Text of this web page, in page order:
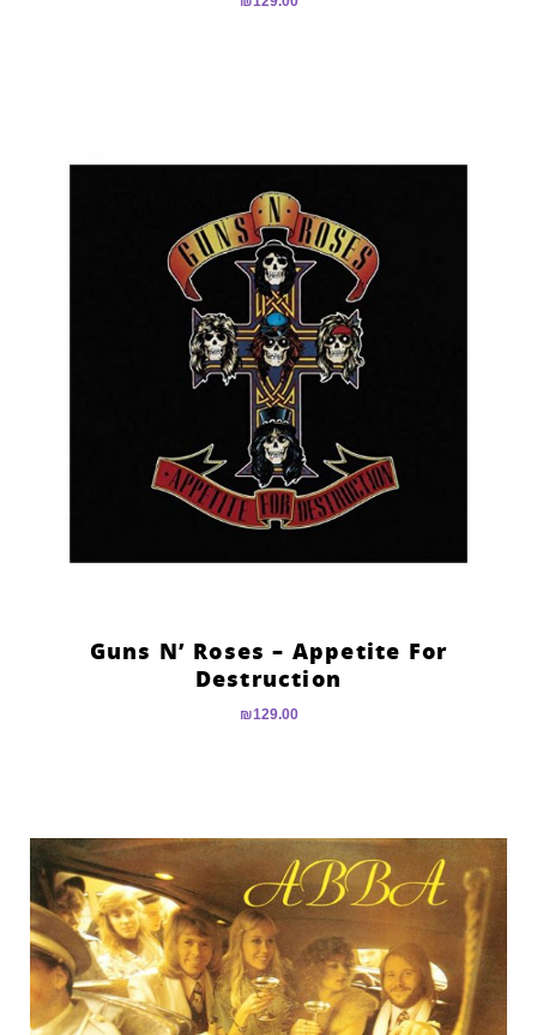
Guns N’ Roses – Appetite For
Destruction
₪129.00